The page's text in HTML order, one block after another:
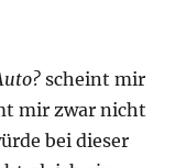
scheint mir
mir zwar nicht
bei dieser